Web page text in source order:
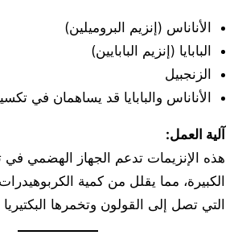
الأناناس (إنزيم البروميلين)
البابايا (إنزيم البابايين)
الزنجبيل
الأناناس والبابايا قد يساهمان في
آلية العمل:
هذه الإنزيمات تدعم الجهاز الهضمي في
الكبيرة، مما يقلل من كمية
التي تصل إلى القولون وتخمرها